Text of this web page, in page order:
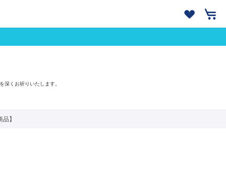
くお祈りいたします。
】